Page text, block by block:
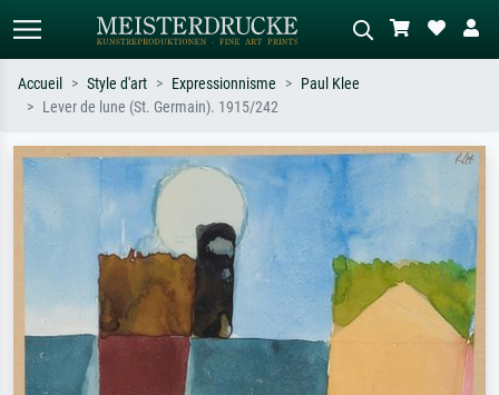
Recherchez par artiste, titre ou style –
ex. Monet, Nuit étoilée,
impressionnisme, vague de Hokusai,
Décrivez la scène – ex. prairie verte,
abstrait avec beaucoup de rouge,
tableau sombre, nu debout près d'un
arbre.
Accueil Style d'art Expressionnisme
Paul Klee
Lever de lune (St. Germain). 1915/242